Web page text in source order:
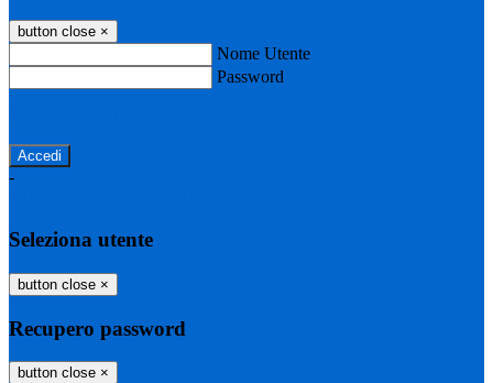
button close ×
Nome Utente
Password
-
Seleziona utente
button close ×
Recupero password
button close ×